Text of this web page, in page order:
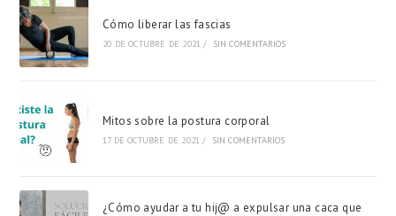
Cómo liberar las fascias
20 DE OCTUBRE DE 2021 / SIN COMENTARIOS
Mitos sobre la postura corporal
17 DE OCTUBRE DE 2021 / SIN COMENTARIOS
¿Cómo ayudar a tu hij@ a expulsar una caca que